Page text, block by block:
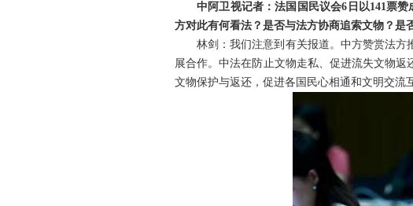
中阿卫视记者：法国国民议会6日以141票
方对此有何看法？是否与法方协商追索文物？是
林剑：我们注意到有关报道。中方赞赏法
展合作。中法在防止文物走私、促进流失文物
文物保护与返还，促进各国民心相通和文明交流